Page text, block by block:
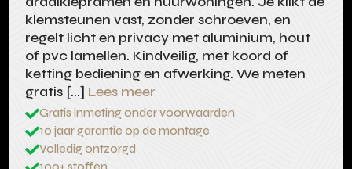
klemsteunen vast, zonder schroeven, en
regelt licht en privacy met aluminium, hout
of pvc lamellen. Kindveilig, met koord of
ketting bediening en afwerking. We meten
gratis […] Lees meer
Gratis inmeting onder voorwaarden
10 jaar garantie op de montage
Volledig ontzorgd